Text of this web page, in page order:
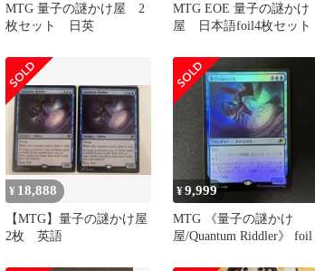
MTG 量子の謎かけ屋 2
枚セット 日英
MTG EOE 量子の謎かけ
屋 日本語foil4枚セット
¥ 18,888
【MTG】量子の謎かけ屋
2枚 英語
¥9,999
MTG 《量子の謎かけ
屋/Quantum Riddler》 foil